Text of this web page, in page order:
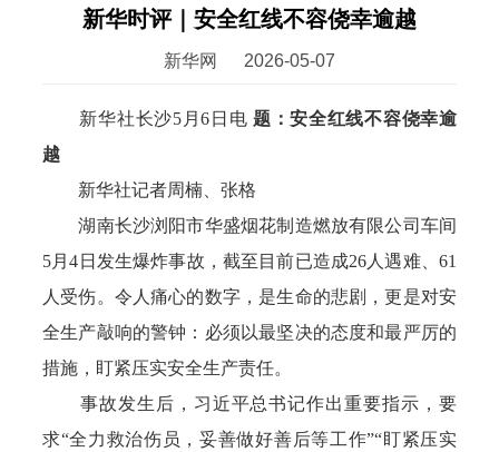
新华时评｜安全红线不容侥幸逾越
新华网 2026-05-07
新华社长沙5月6日电题：安全红线不容侥幸逾
越
新华社记者周楠、张格
湖南长沙浏阳市华盛烟花制造燃放有限公司车间
5月4日发生爆炸事故，截至目前已造成26人遇难、61
人受伤。令人痛心的数字，是生命的悲剧，更是对安
全生产敲响的警钟：必须以最坚决的态度和最严厉的
措施，盯紧压实安全生产责任。
事故发生后，习近平总书记作出重要指示，要
求“全力救治伤员，妥善做好善后等工作”“盯紧压实